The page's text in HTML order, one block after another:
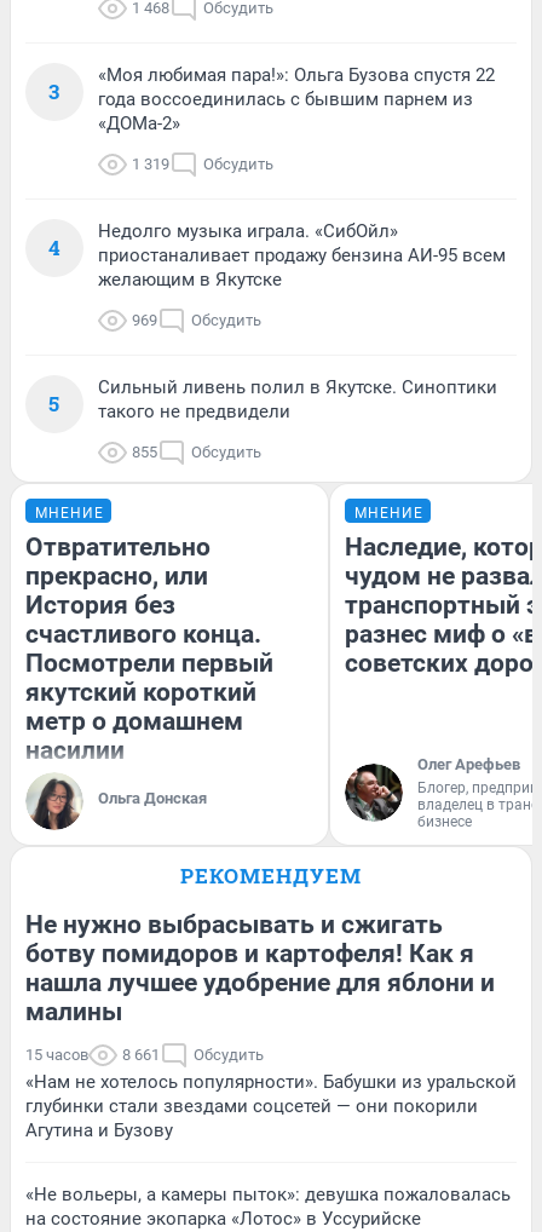
1 468 Обсудить
3
«Моя любимая пара!»: Ольга Бузова спустя 22
года воссоединилась с бывшим парнем из
«ДОМа-2»
1 319 Обсудить
4
Недолго музыка играла. «СибОйл»
приостаналивает продажу бензина АИ-95 всем
желающим в Якутске
969 Обсудить
5
Сильный ливень полил в Якутске. Синоптики
такого не предвидели
855 Обсудить
МНЕНИЕ
Отвратительно
прекрасно, или
История без
счастливого конца.
Посмотрели первый
якутский короткий
метр о домашнем
насилии
Ольга Донская
МНЕНИЕ
Наследие,
чудом не
транспортный
разнес миф о
советских
Олег Арефьев
Блогер,
владелец в
бизнесе
РЕКОМЕНДУЕМ
Не нужно выбрасывать и сжигать
ботву помидоров и картофеля! Как я
нашла лучшее удобрение для яблони и
малины
15 часов 8 661 Обсудить
«Нам не хотелось популярности». Бабушки из уральской
глубинки стали звездами соцсетей — они покорили
Агутина и Бузову
«Не вольеры, а камеры пыток»: девушка пожаловалась
на состояние экопарка «Лотос» в Уссурийске